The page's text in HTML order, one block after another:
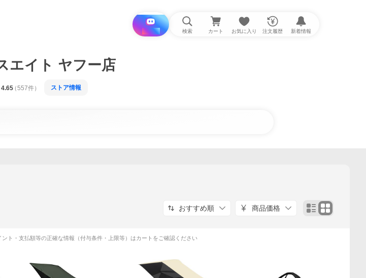
i と探す 検索 カート お気に入り 注文履歴 新着情報
エイト ヤフー店
4.65（557件） ストア情報
おすすめ順 商品価格
ト・支払額等の正確な情報（付与条件・上限等）はカートをご確認ください